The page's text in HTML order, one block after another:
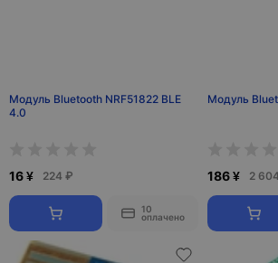
Модуль Bluetooth NRF51822 BLE
4.0
16 ¥ 224 ₽
10
оплачено
Модуль
186 ¥ 2